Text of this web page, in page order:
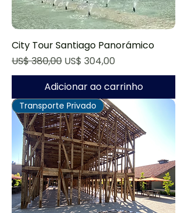
City Tour Santiago Panorámico
Preço normal
US$ 380,00 Preço promocional
US$ 304,00
Adicionar ao carrinho
Transporte Privado